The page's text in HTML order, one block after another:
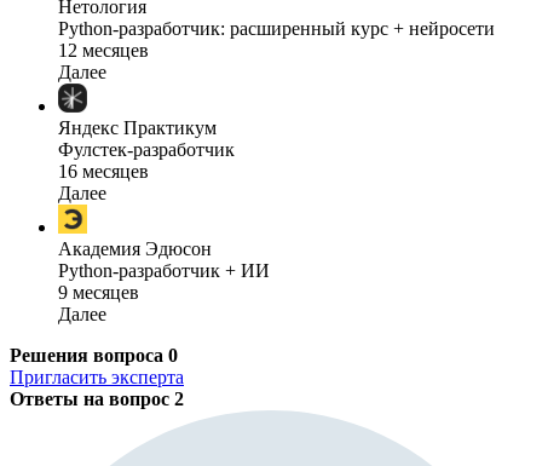
Нетология
Python-разработчик: расширенный курс + нейросети
12 месяцев
Далее
Яндекс Практикум
Фулстек-разработчик
16 месяцев
Далее
Академия Эдюсон
Python-разработчик + ИИ
9 месяцев
Далее
Решения вопроса 0
Пригласить эксперта
Ответы на вопрос 2